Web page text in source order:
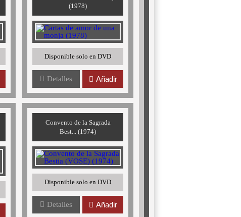
(1978)
Disponible solo en DVD
Detalles Añadir
Convento de la Sagrada
Best... (1974)
Disponible solo en DVD
Detalles Añadir